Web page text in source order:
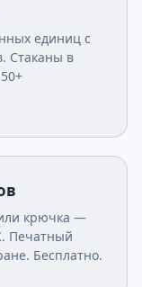
единиц с
Стаканы в
крючка —
Печатный
Бесплатно.